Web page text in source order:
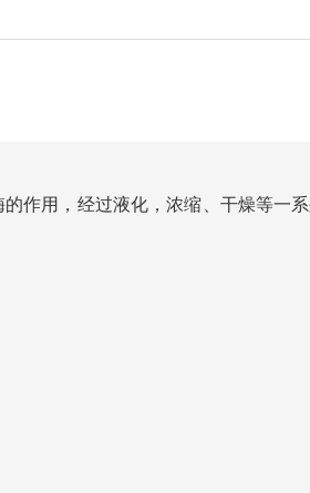
作用，经过液化，浓缩、干燥等一